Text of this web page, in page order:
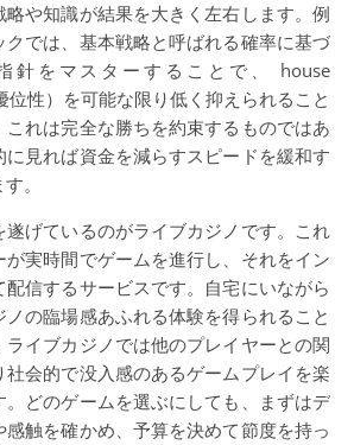
や知識が結果を大きく左右します。例
クでは、基本戦略と呼ばれる確率に基づ
針をマスターすることで、 house
位性）を可能な限り低く抑えられること
れは完全な勝ちを約束するものではあ
に見れば資金を減らすスピードを緩和す
。
遂げているのがライブカジノです。これ
実時間でゲームを進行し、それをイン
配信するサービスです。自宅にいながら
の臨場感あふれる体験を得られること
イブカジノでは他のプレイヤーとの関
会的で没入感のあるゲームプレイを楽
。どのゲームを選ぶにしても、まずはデ
触を確かめ、予算を決めて節度を持っ